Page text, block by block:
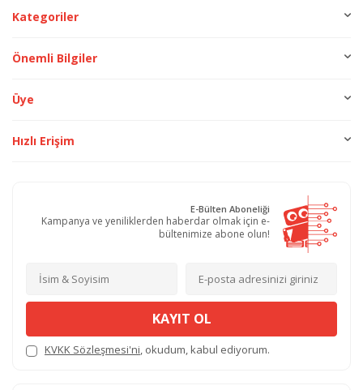
Kategoriler
Önemli Bilgiler
Üye
Hızlı Erişim
E-Bülten Aboneliği
Kampanya ve yeniliklerden haberdar olmak için e-
bültenimize abone olun!
KAYIT OL
KVKK Sözleşmesi'ni, okudum, kabul ediyorum.